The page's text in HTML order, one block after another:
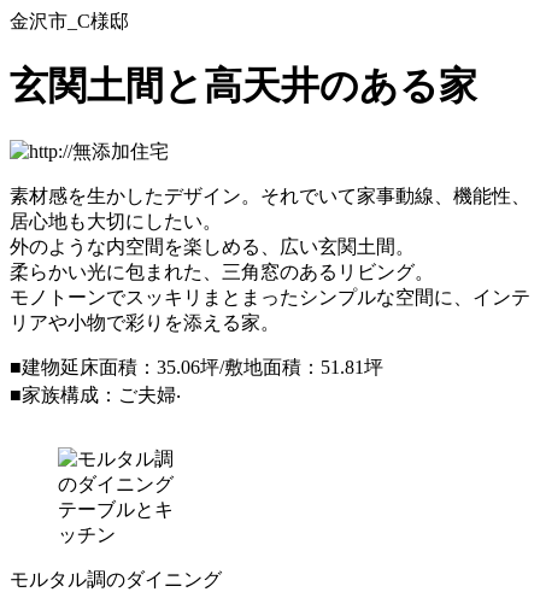
金沢市_C様邸
玄関土間と高天井のある家
素材感を生かしたデザイン。それでいて家事動線、機能性、
居心地も大切にしたい。
外のような内空間を楽しめる、広い玄関土間。
柔らかい光に包まれた、三角窓のあるリビング。
モノトーンでスッキリまとまったシンプルな空間に、インテ
リアや小物で彩りを添える家。
■建物延床⾯積：35.06坪/敷地⾯積：51.81坪
■家族構成：ご夫婦‧
モルタル調のダイニング